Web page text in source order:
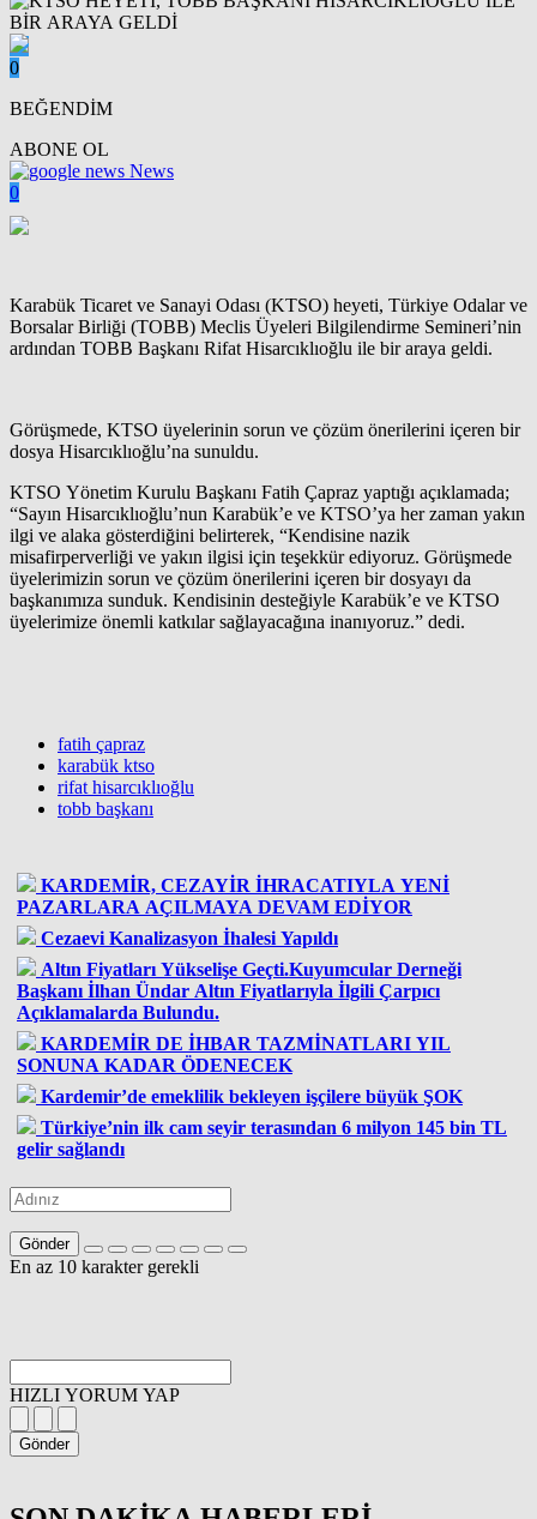
0
BEĞENDİM
ABONE OL
News
0
Karabük Ticaret ve Sanayi Odası (KTSO) heyeti, Türkiye Odalar ve
Borsalar Birliği (TOBB) Meclis Üyeleri Bilgilendirme Semineri’nin
ardından TOBB Başkanı Rifat Hisarcıklıoğlu ile bir araya geldi.
Görüşmede, KTSO üyelerinin sorun ve çözüm önerilerini içeren bir
dosya Hisarcıklıoğlu’na sunuldu.
KTSO Yönetim Kurulu Başkanı Fatih Çapraz yaptığı açıklamada;
“Sayın Hisarcıklıoğlu’nun Karabük’e ve KTSO’ya her zaman yakın
ilgi ve alaka gösterdiğini belirterek, “Kendisine nazik
misafirperverliği ve yakın ilgisi için teşekkür ediyoruz. Görüşmede
üyelerimizin sorun ve çözüm önerilerini içeren bir dosyayı da
başkanımıza sunduk. Kendisinin desteğiyle Karabük’e ve KTSO
üyelerimize önemli katkılar sağlayacağına inanıyoruz.” dedi.
fatih çapraz
karabük ktso
rifat hisarcıklıoğlu
tobb başkanı
KARDEMİR, CEZAYİR İHRACATIYLA YENİ
PAZARLARA AÇILMAYA DEVAM EDİYOR
Cezaevi Kanalizasyon İhalesi Yapıldı
Altın Fiyatları Yükselişe Geçti.Kuyumcular Derneği
Başkanı İlhan Ündar Altın Fiyatlarıyla İlgili Çarpıcı
Açıklamalarda Bulundu.
KARDEMİR DE İHBAR TAZMİNATLARI YIL
SONUNA KADAR ÖDENECEK
Kardemir’de emeklilik bekleyen işçilere büyük ŞOK
Türkiye’nin ilk cam seyir terasından 6 milyon 145 bin TL
gelir sağlandı
Gönder
En az 10 karakter gerekli
HIZLI YORUM YAP
Gönder